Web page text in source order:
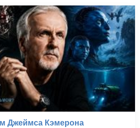
Джеймса Кэмерона